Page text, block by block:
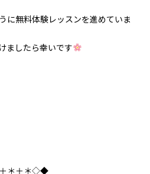
に無料体験レッスンを進めていま
ましたら幸いです
＊＋＊◇◆